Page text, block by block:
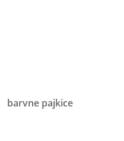
barvne pajkice